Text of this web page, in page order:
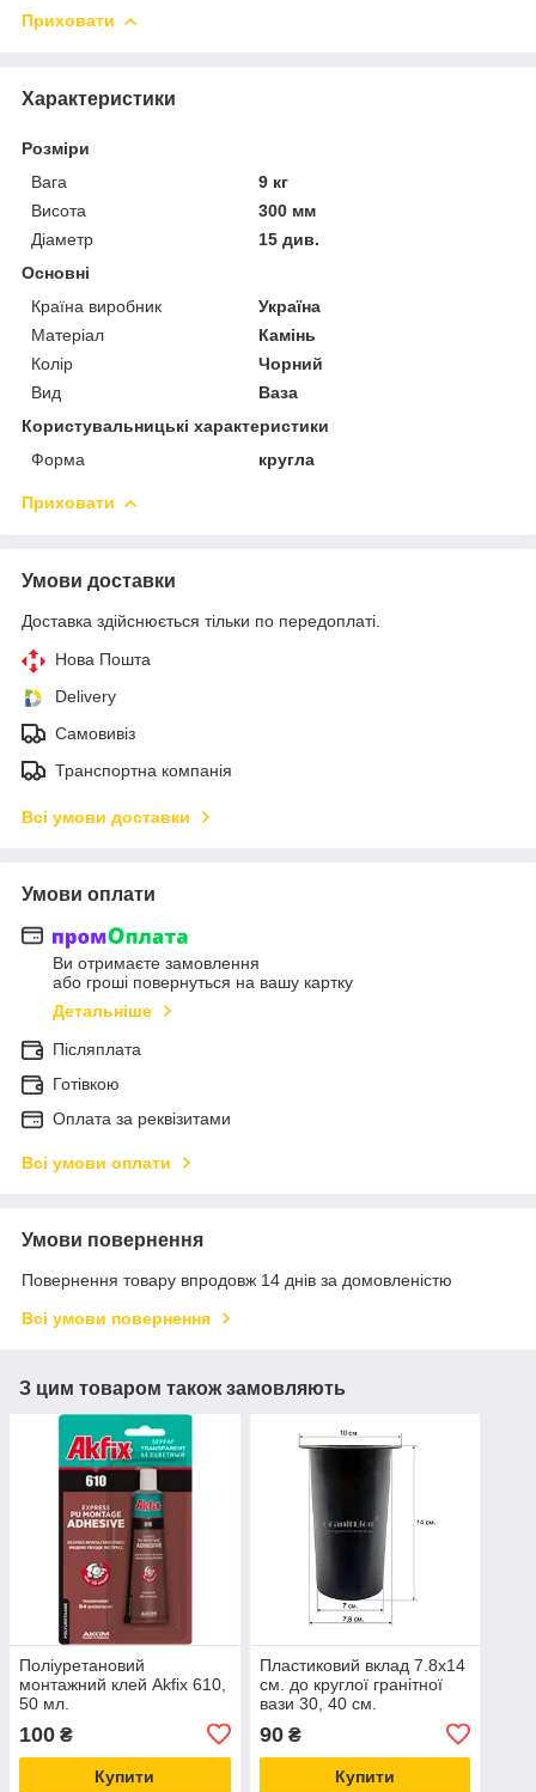
Приховати
Характеристики
Розміри
Вага
9 кг
Висота
300 мм
Діаметр
15 див.
Основні
Країна виробник
Україна
Матеріал
Камінь
Колір
Чорний
Вид
Ваза
Користувальницькі характеристики
Форма
кругла
Приховати
Умови доставки
Доставка здійснюється тільки по передоплаті.
Нова Пошта
Delivery
Самовивіз
Транспортна компанія
Всі умови доставки
Умови оплати
Ви отримаєте замовлення
або гроші повернуться на вашу картку
Детальніше
Післяплата
Готівкою
Оплата за реквізитами
Всі умови оплати
Умови повернення
Повернення товару впродовж 14 днів за домовленістю
Всі умови повернення
З цим товаром також замовляють
Поліуретановий
монтажний клей Akfix 610,
50 мл.
100 ₴
Купити
Пластиковий вклад 7.8х14
см. до круглої гранітної
вази 30, 40 см.
90₴
Купити